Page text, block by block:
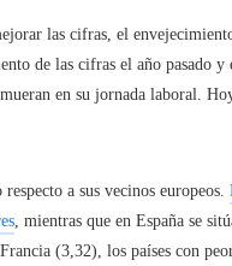
las cifras, el
de las cifras el año pasado
en su jornada laboral.
a sus vecinos europeos.
, mientras que en España se
(3,32), los países con